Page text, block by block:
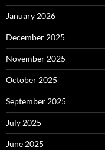
January 2026
December 2025
November 2025
October 2025
September 2025
July 2025
June 2025